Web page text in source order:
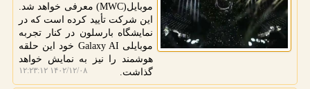
موبایل(MWC) معرفی خواهد شد.
این شرکت تأیید کرده است که در
نمایشگاه بارسلون در کنار تجربه
موبایلی Galaxy AI خود این حلقه
هوشمند را نیز به نمایش خواهد
گذاشت.
۱۴۰۲/۱۲/۰۸ ۱۲:۲۳:۱۲